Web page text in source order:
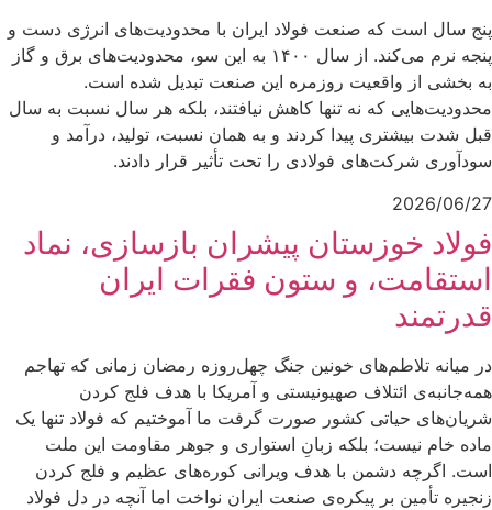
پنج سال است که صنعت فولاد ایران با محدودیت‌های انرژی دست‌ و
پنجه نرم می‌کند. از سال ۱۴۰۰ به این سو، محدودیت‌های برق و گاز
به بخشی از واقعیت روزمره این صنعت تبدیل شده است.
محدودیت‌هایی که نه‌ تنها کاهش نیافتند، بلکه هر سال نسبت به سال
قبل شدت بیشتری پیدا کردند و به همان نسبت، تولید، درآمد و
سودآوری شرکت‌های فولادی را تحت تأثیر قرار دادند.
2026/06/27
فولاد خوزستان پیشران بازسازی، نماد
استقامت، و ستون فقرات ایران
قدرتمند
در میانه تلاطم‌های خونین جنگ چهل‌روزه رمضان زمانی که تهاجم
همه‌جانبه‌ی ائتلاف صهیونیستی و آمریکا با هدف فلج کردن
شریان‌های حیاتی کشور صورت گرفت ما آموختیم که فولاد تنها یک
ماده خام نیست؛ بلکه زبانِ استواری و جوهر مقاومت این ملت
است. اگرچه دشمن با هدف ویرانی کوره‌های عظیم و فلج کردن
زنجیره تأمین بر پیکره‌ی صنعت ایران نواخت اما آنچه در دل فولاد